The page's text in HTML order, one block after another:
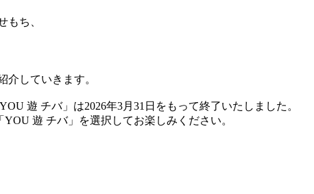
もち、
介していきます。
遊 チバ」は2026年3月31日をもって終了いたしました。
遊 チバ」を選択してお楽しみください。